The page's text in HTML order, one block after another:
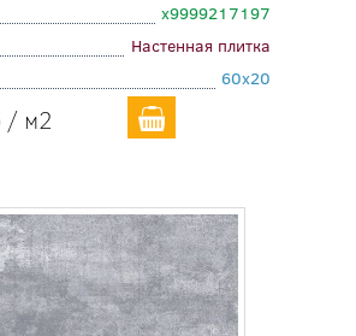
х9999217197
Настенная плитка
60x20
/ м2